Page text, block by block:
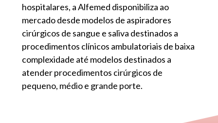
hospitalares, a Alfemed disponibiliza ao
mercado desde modelos de aspiradores
cirúrgicos de sangue e saliva destinados a
procedimentos clínicos ambulatoriais de baixa
complexidade até modelos destinados a
atender procedimentos cirúrgicos de
pequeno, médio e grande porte.